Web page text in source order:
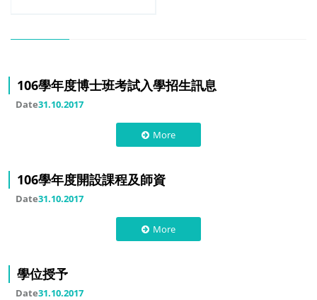
106學年度博士班考試入學招生訊息
Date31.10.2017
More
106學年度開設課程及師資
Date31.10.2017
More
學位授予
Date31.10.2017